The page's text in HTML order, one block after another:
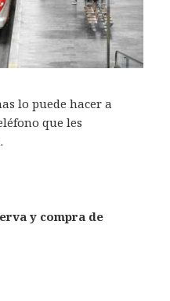
lo puede hacer a
que les
y compra de